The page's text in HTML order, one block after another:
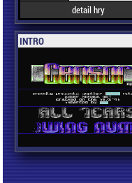
detail hry
INTRO